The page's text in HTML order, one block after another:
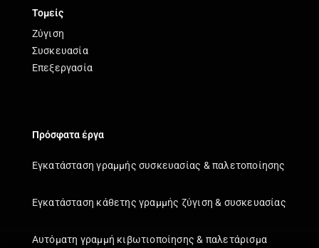
Τομείς
Ζύγιση
Συσκευασία
Επεξεργασία
Πρόσφατα έργα
Εγκατάσταση γραμμής συσκευασίας & παλετοποίησης
Εγκατάσταση κάθετης γραμμής ζύγιση & συσκευασίας
Αυτόματη γραμμή κιβωτιοποίησης & παλετάρισμα